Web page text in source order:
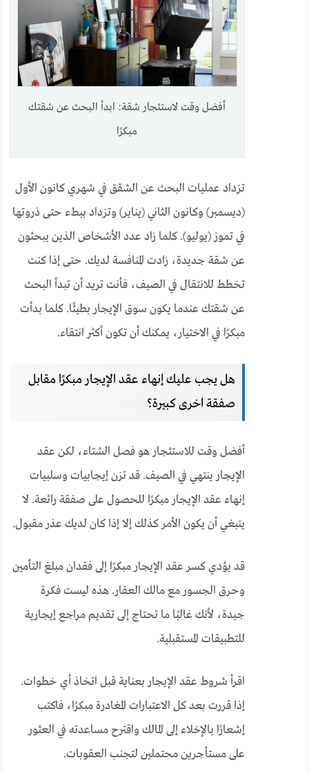
أفضل وقت لاستئجار شقة: ابدأ البحث عن شقتك
مبكرًا
تزداد عمليات البحث عن الشقق في شهري كانون الأول
(ديسمبر) وكانون الثاني (يناير) وتزداد ببطء حتى ذروتها
في تموز (يوليو). كلما زاد عدد الأشخاص الذين يبحثون
عن شقة جديدة، زادت المنافسة لديك. حتى إذا كنت
تخطط للانتقال في الصيف، فأنت تريد أن تبدأ البحث
عن شقتك عندما يكون سوق الإيجار بطيئًا. كلما بدأت
مبكرًا في الاختيار، يمكنك أن تكون أكثر انتقاء.
هل يجب عليك إنهاء عقد الإيجار مبكرًا مقابل
صفقة اخرى كبيرة؟
أفضل وقت للاستئجار هو فصل الشتاء، لكن عقد
الإيجار ينتهي في الصيف. قد تزن إيجابيات وسلبيات
إنهاء عقد الإيجار مبكرًا للحصول على صفقة رائعة. لا
ينبغي أن يكون الأمر كذلك إلا إذا كان لديك عذر مقبول.
قد يؤدي كسر عقد الإيجار مبكرًا إلى فقدان مبلغ التأمين
وحرق الجسور مع مالك العقار. هذه ليست فكرة
جيدة، لأنك غالبًا ما تحتاج إلى تقديم مراجع إيجارية
للتطبيقات المستقبلية.
اقرأ شروط عقد الإيجار بعناية قبل اتخاذ أي خطوات.
إذا قررت بعد كل الاعتبارات المغادرة مبكرًا، فاكتب
إشعارًا بالإخلاء إلى المالك واقترح مساعدته في العثور
على مستأجرين محتملين لتجنب العقوبات.